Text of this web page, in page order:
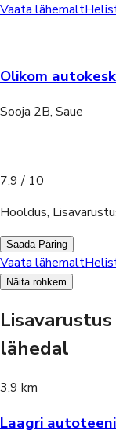
Vaata lähemalt
Olikom
Sooja 2B, Saue
7.9 / 10
Hooldus,
Saada Päring
Vaata lähemalt
Näita rohkem
lähedal
3.9 km
Laagri